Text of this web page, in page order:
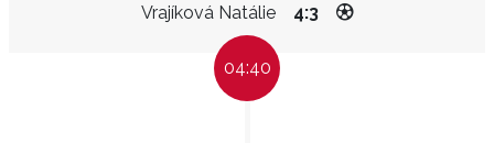
Vrajíková Natálie 4:3
04:40